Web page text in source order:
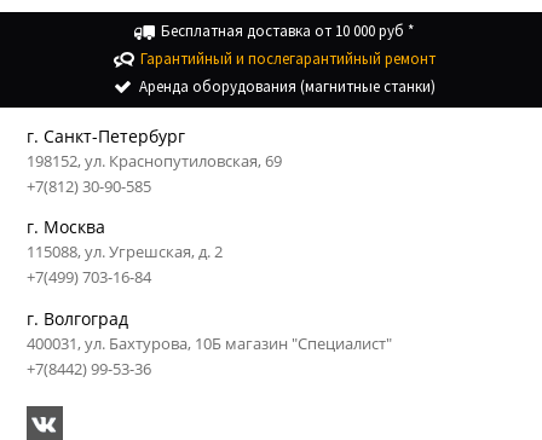
Бесплатная доставка от 10 000 руб *
Гарантийный и послегарантийный ремонт
Аренда оборудования (магнитные станки)
г. Санкт-Петербург
198152, ул. Краснопутиловская, 69
+7(812) 30-90-585
г. Москва
115088, ул. Угрешская, д. 2
+7(499) 703-16-84
г. Волгоград
400031, ул. Бахтурова, 10Б магазин "Специалист"
+7(8442) 99-53-36